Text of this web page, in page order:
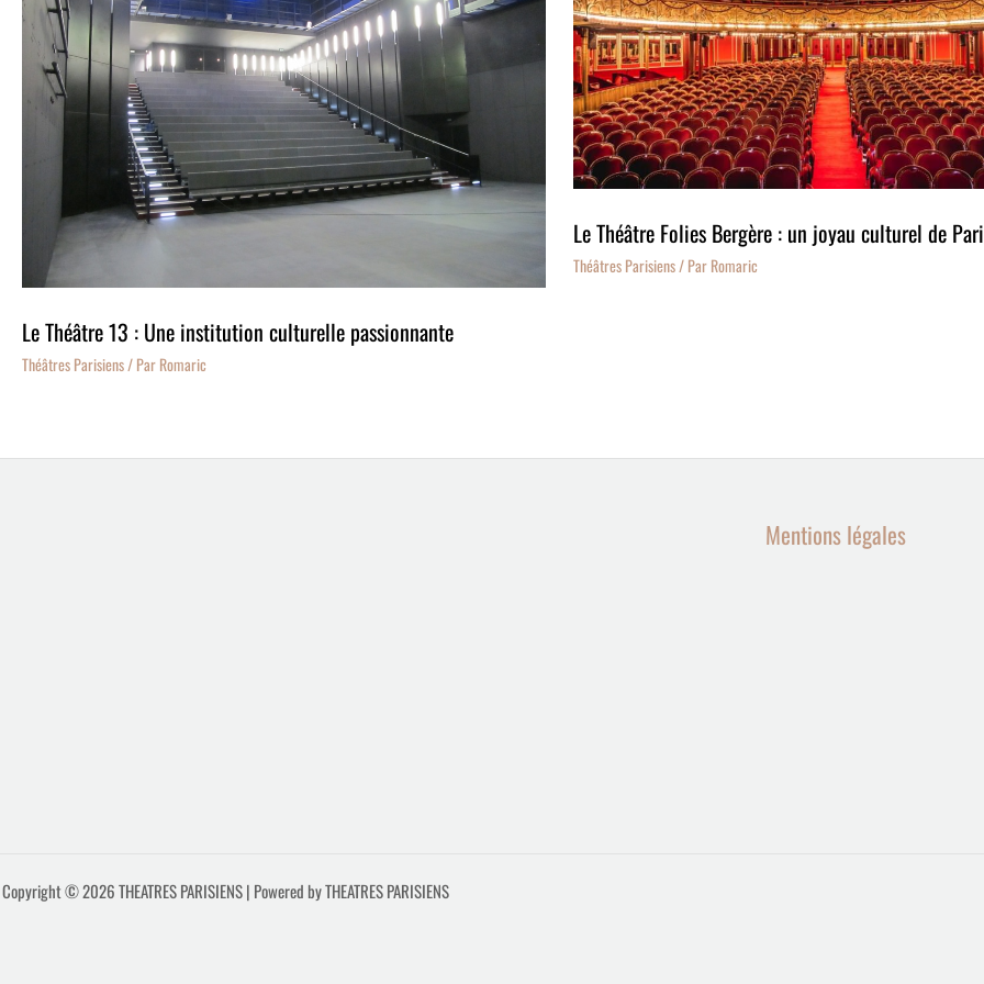
Le Théâtre 13 : Une institution culturelle passionnante
Théâtres Parisiens/ ParRomaric
Le Théâtre Folies Bergère : un joyau culturel de
Théâtres Parisiens/ ParRomaric
Mentions légales
Copyright © 2026 THEATRES PARISIENS | Powered by THEATRES PARISIENS